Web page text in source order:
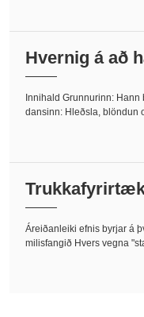
Hvernig á að
Innihald Grunnurinn:
dansinn: Hleðsla, blöndun
dan vörubílsins:
eiðanlega
Áreiðanleiki efnis byrjar á
milisfangið Hvers vegna
anleika - hvernig einn